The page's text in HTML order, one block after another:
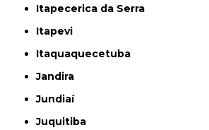
Itapecerica da Serra
Itapevi
Itaquaquecetuba
Jandira
Jundiaí
Juquitiba